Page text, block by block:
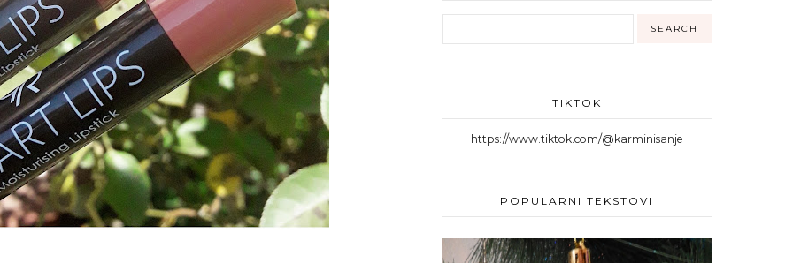
TIKTOK
https://www.tiktok.com/@karminisanje
POPULARNI TEKSTOVI